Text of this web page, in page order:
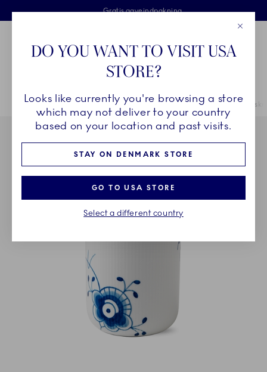
Skip Navigation
Fri levering ved køb over 500 kr. og fri retur
Gratis gaveindpakning
2 års brudgaranti
Royal Copenhagen
Breadcrumb Headlinesss
HjemSTEL Stel Blå Mega Riflet Blå Mega Riflet
DO YOU WANT TO VISIT USA
STORE?
Looks like currently you're browsing a store
which may not deliver to your country
based on your location and past visits.
STAY ON DENMARK STORE
GO TO USA STORE
Select a different country